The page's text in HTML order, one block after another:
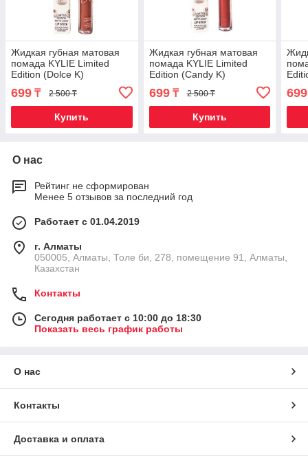
Жидкая губная матовая
помада KYLIE Limited
Edition (Dolce K)
699 ₸ 2 500 ₸
Купить
Жидкая губная матовая
помада KYLIE Limited
Edition (Candy K)
699₸ 2 500 ₸
Купить
699
О нас
Рейтинг не сформирован
Менее 5 отзывов за последний год
Работает с 01.04.2019
г. Алматы
050005, Алматы, Толе би, 278, помещение 91, Алматы,
Казахстан
Контакты
Сегодня работает с 10:00 до 18:30
Показать весь график работы
О нас
Контакты
Доставка и оплата